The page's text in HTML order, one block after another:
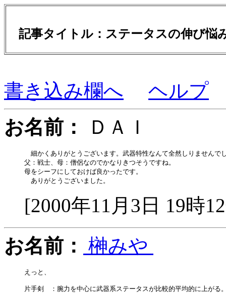
記事タイトル：ステータスの伸び
書き込み欄へ
ヘルプ
お名前：
ＤＡＩ
細かくありがとうございます。武器特性なんて全然しりませんで
父：戦士、母：僧侶なのでかなりきつそうですね。
母をシーフにしておけば良かったです。
[2000年11月3日 19時
お名前： 榊みや
えっと、
片手剣　：腕力を中心に武器系ステータスが比較的平均的に上がる